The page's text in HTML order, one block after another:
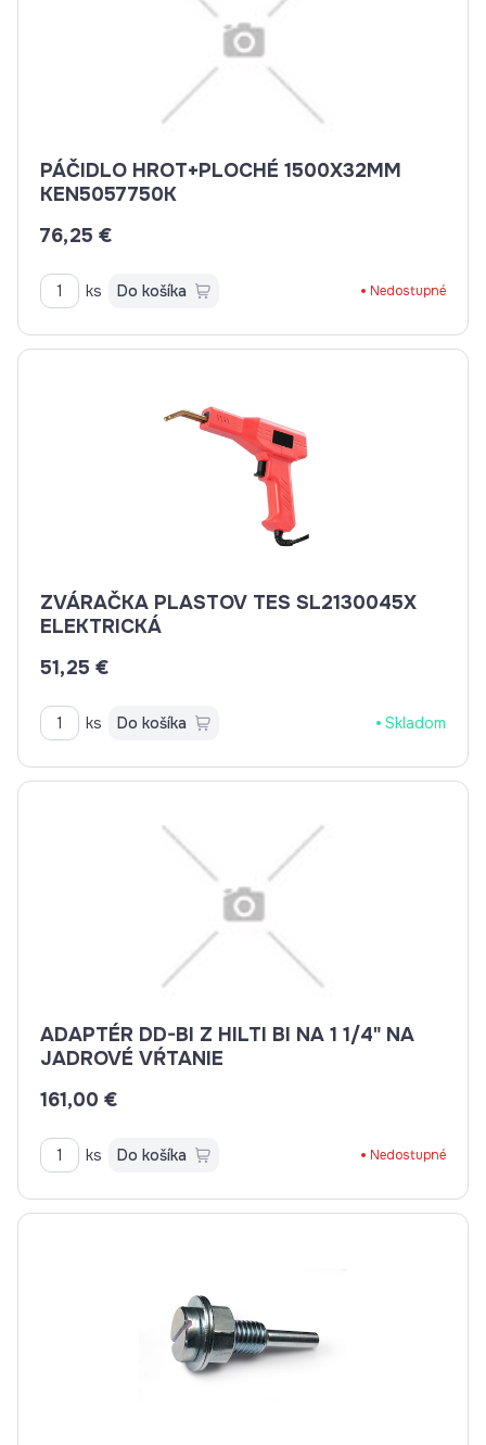
PÁČIDLO HROT+PLOCHÉ 1500X32MM
KEN5057750K
76,25 €
ks Do košíka Nedostupné
ZVÁRAČKA PLASTOV TES SL2130045X
ELEKTRICKÁ
51,25 €
ks Do košíka Skladom
ADAPTÉR DD-BI Z HILTI BI NA 1 1/4" NA
JADROVÉ VŔTANIE
161,00 €
ks Do košíka Nedostupné